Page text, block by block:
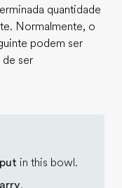
quantidade
Normalmente, o
podem ser
ser
in this bowl.
.